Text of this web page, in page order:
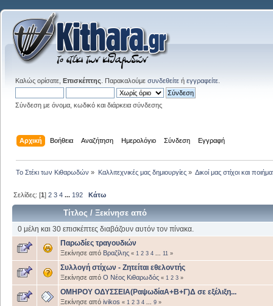
Καλώς ορίσατε, Επισκέπτης . Παρακαλούμε συνδεθείτε ή εγγραφείτε
Σύνδεση με όνομα, κωδικό και διάρκεια σύνδεσης
Αρχική Βοήθεια Αναζήτηση Ημερολόγιο Σύνδεση Εγγραφή
Το Στέκι των Κιθαρωδών » Καλλιτεχνικές μας δημιουργίες» Δικοί μας στίχοι και
Σελίδες: [1]2 3 4 ... 192 Κάτω
Τίτλος /Ξεκίνησε από
0 μέλη και 30 επισκέπτες διαβάζουν αυτόν τον πίνακα.
Παρωδίες τραγουδιών
Ξεκίνησε από Βραζίλης « 1 2 3 4 11 »
Συλλογή στίχων - Ζητείται εθελοντής
Ξεκίνησε από Ο Νέος Κιθαρωδός « 1 2 3 »
ΟΜΗΡΟΥ ΟΔΥΣΣΕΙΑ(ΡαψωδίαΑ+Β+Γ)Δ σε εξέλιξη...
Ξεκίνησε από ivikos « 1 2 3 4 9 »